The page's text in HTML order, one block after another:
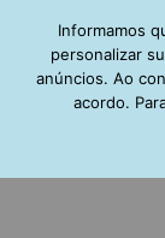
Informamos
personalizar
anúncios. Ao
acordo.